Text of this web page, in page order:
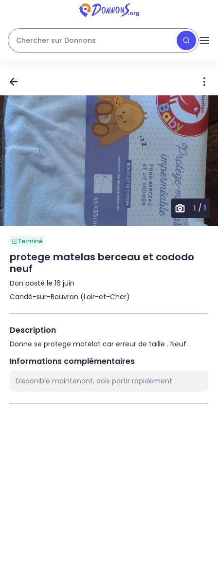
Chercher sur Donnons
1 / 1
Terminé
protege matelas berceau et cododo
neuf
Don posté le 16 juin
Candé-sur-Beuvron (Loir-et-Cher)
Description
Donne se protege matelat car erreur de taille . Neuf .
Informations complémentaires
Disponible maintenant, dois partir rapidement